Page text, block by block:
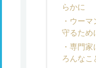
らかに
ウーマ
守るため
専門家
ろんなこ